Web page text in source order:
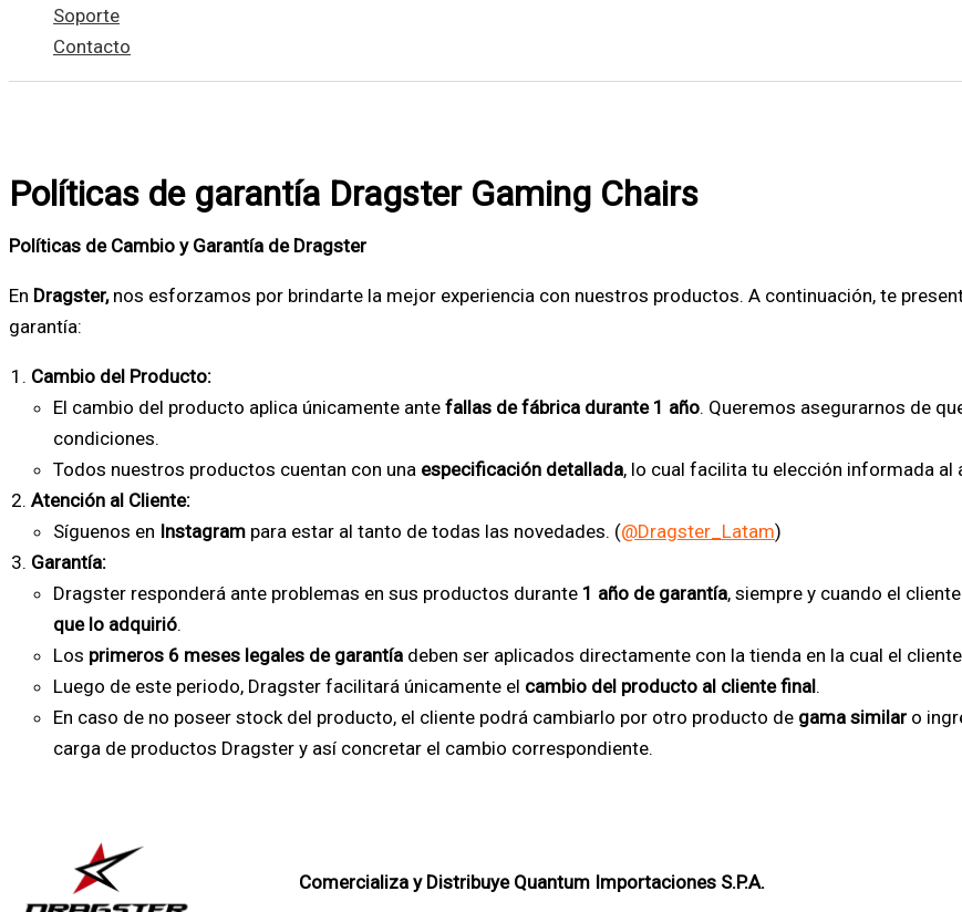
Soporte
Contacto
Políticas de garantía Dragster Gaming Chairs
Políticas de Cambio y Garantía de Dragster
En Dragster,nos esforzamos por brindarte la mejor experiencia con nuestros productos. A continuación, te
garantía:
Cambio del Producto:
El cambio del producto aplica únicamente ante fallas de fábrica durante 1 año. Queremos asegurarnos de
condiciones.
Todos nuestros productos cuentan con una especificación detallada, lo cual facilita tu elección informada al
Atención al Cliente:
Síguenos en Instagram para estar al tanto de todas las novedades. (@Dragster_Latam)
Garantía:
Dragster responderá ante problemas en sus productos durante 1 año de garantía, siempre y cuando el
que lo adquirió.
Los primeros 6 meses legales de garantía deben ser aplicados directamente con la tienda en la cual el
Luego de este periodo, Dragster facilitará únicamente el cambio del producto al cliente final.
En caso de no poseer stock del producto, el cliente podrá cambiarlo por otro producto de gama similar o
carga de productos Dragster y así concretar el cambio correspondiente.
Comercializa y Distribuye Quantum Importaciones S.P.A.